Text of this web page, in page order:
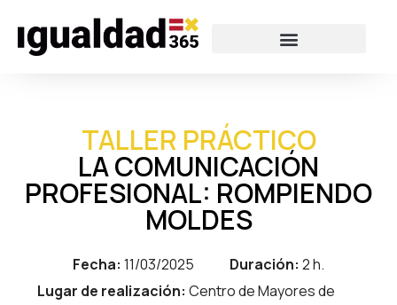
TALLER PRÁCTICO
LA COMUNICACIÓN
PROFESIONAL: ROMPIENDO
MOLDES
Fecha: 11/03/2025 Duración: 2 h.
Lugar de realización: Centro de Mayores de